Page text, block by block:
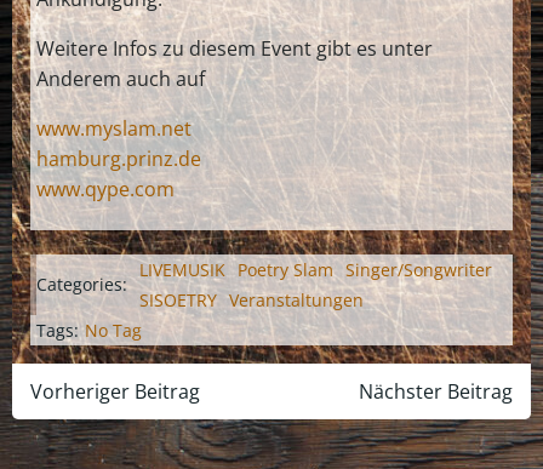
Weitere Infos zu diesem Event gibt es unter
Anderem auch auf
www.myslam.net
hamburg.prinz.de
www.qype.com
Categories:
LIVEMUSIK Poetry Slam Singer/Songwriter
SISOETRY Veranstaltungen
Tags: No Tag
Post
Vorheriger Beitrag
PostNächster Beitrag